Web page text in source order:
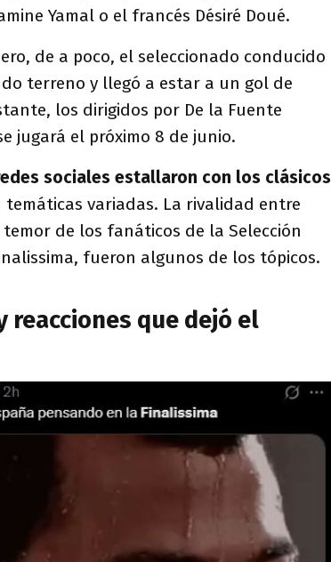
Yamal o el francés Désiré Doué.
de a poco, el seleccionado conducido
terreno y llegó a estar a un gol de
los dirigidos por De la Fuente
jugará el próximo 8 de junio.
sociales estallaron con los clásicos
variadas. La rivalidad entre
temor de los fanáticos de la Selección
fueron algunos de los tópicos.
reacciones que dejó el